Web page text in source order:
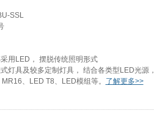
SSL
用LED， 摆脱传统照明形式
灯具及较多定制灯具， 结合各类型LED光源，
、LED T8、LED模组等。
了解更多>>